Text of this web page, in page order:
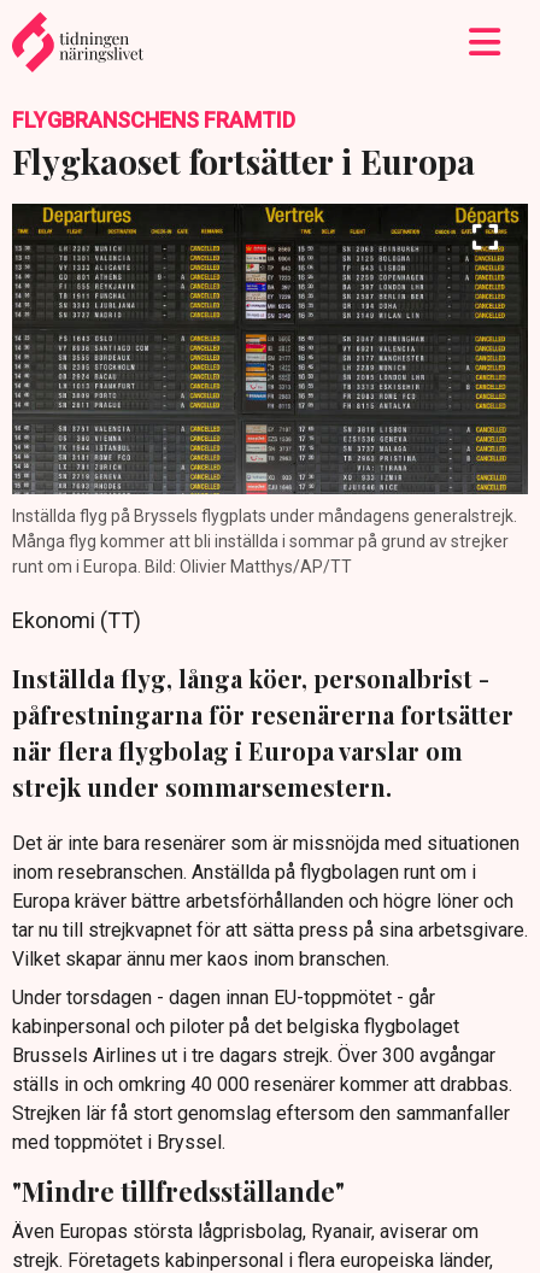
FLYGBRANSCHENS FRAMTID
Flygkaoset fortsätter i Europa
Inställda flyg på Bryssels flygplats under måndagens generalstrejk.
Många flyg kommer att bli inställda i sommar på grund av strejker
runt om i Europa. Bild: Olivier Matthys/AP/TT
Ekonomi (TT)
Inställda flyg, långa köer, personalbrist -
påfrestningarna för resenärerna fortsätter
när flera flygbolag i Europa varslar om
strejk under sommarsemestern.
Det är inte bara resenärer som är missnöjda med situationen
inom resebranschen. Anställda på flygbolagen runt om i
Europa kräver bättre arbetsförhållanden och högre löner och
tar nu till strejkvapnet för att sätta press på sina arbetsgivare.
Vilket skapar ännu mer kaos inom branschen.
Under torsdagen - dagen innan EU-toppmötet - går
kabinpersonal och piloter på det belgiska flygbolaget
Brussels Airlines ut i tre dagars strejk. Över 300 avgångar
ställs in och omkring 40 000 resenärer kommer att drabbas.
Strejken lär få stort genomslag eftersom den sammanfaller
med toppmötet i Bryssel.
"Mindre tillfredsställande"
Även Europas största lågprisbolag, Ryanair, aviserar om
strejk. Företagets kabinpersonal i flera europeiska länder,